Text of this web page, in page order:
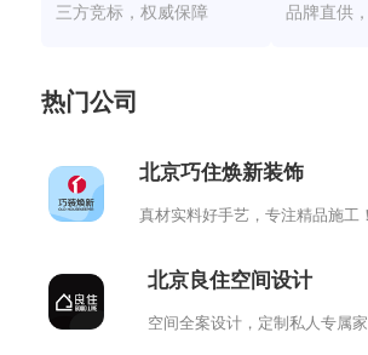
三方竞标，权威保障 品牌直供
热门公司
北京巧住焕新装饰
真材实料好手艺，专注精品施工！
北京良住空间设计
空间全案设计，定制私人专属家